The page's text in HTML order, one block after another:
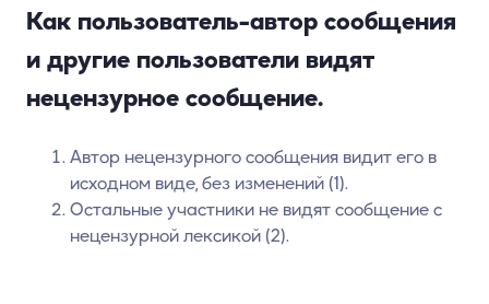
Как пользователь-автор сообщения
и другие пользователи видят
нецензурное сообщение.
Автор нецензурного сообщения видит его в
исходном виде, без изменений (1).
Остальные участники не видят сообщение с
нецензурной лексикой (2).